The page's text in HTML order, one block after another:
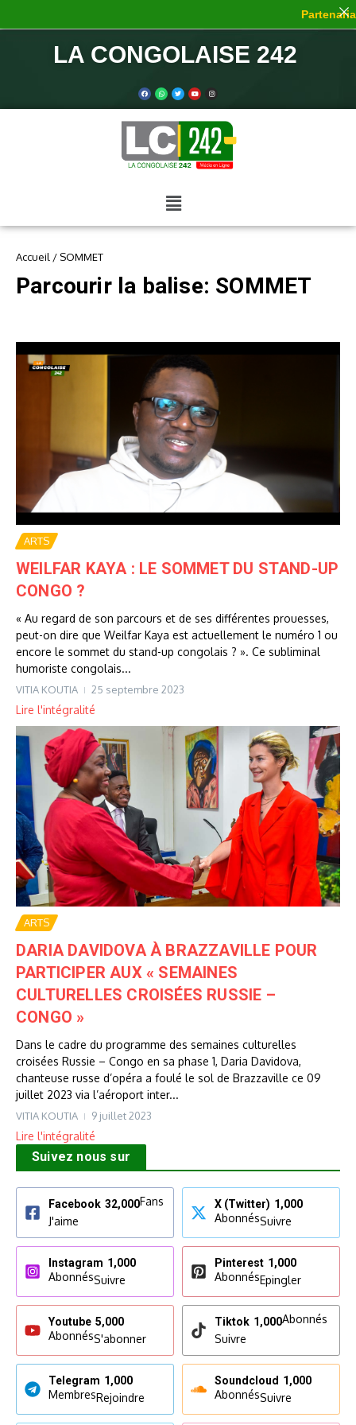
LA CONGOLAISE 242
Accueil / SOMMET
Parcourir la balise: SOMMET
ARTS
WEILFAR KAYA : LE SOMMET DU STAND-UP
CONGO ?
« Au regard de son parcours et de ses différentes prouesses,
peut-on dire que Weilfar Kaya est actuellement le numéro 1 ou
encore le sommet du stand-up congolais ? ». Ce subliminal
humoriste congolais...
VITIA KOUTIA 25 septembre 2023
Lire l'intégralité
ARTS
DARIA DAVIDOVA À BRAZZAVILLE POUR
PARTICIPER AUX « SEMAINES
CULTURELLES CROISÉES RUSSIE –
CONGO »
Dans le cadre du programme des semaines culturelles
croisées Russie – Congo en sa phase 1, Daria Davidova,
chanteuse russe d’opéra a foulé le sol de Brazzaville ce 09
juillet 2023 via l’aéroport inter...
VITIA KOUTIA 9 juillet 2023
Lire l'intégralité
Suivez nous sur
Facebook 32,000Fans
J'aime
X (Twitter) 1,000
AbonnésSuivre
Instagram 1,000
AbonnésSuivre
Pinterest 1,000
AbonnésEpingler
Youtube 5,000
AbonnésS'abonner
Tiktok 1,000Abonnés
Suivre
Telegram 1,000
MembresRejoindre
Soundcloud 1,000
AbonnésSuivre